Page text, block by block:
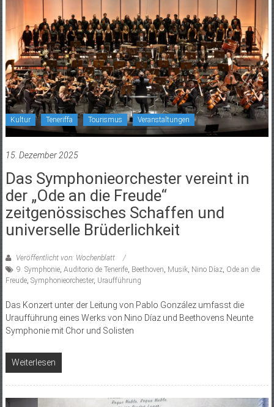
Kultur Teneriffa Tourismus Veranstaltungen
15. Dezember 2025
Das Symphonieorchester vereint in
der „Ode an die Freude“
zeitgenössisches Schaffen und
universelle Brüderlichkeit
Veröffentlicht von: Wochenblatt
9. Symphonie, Auditorio de Tenerife, Beethoven, Musik, Nino Díaz, Ode an die
Freude, Symphonieorchester, Uraufführung
Das Konzert unter der Leitung von Pablo González umfasst die
Uraufführung eines Werks von Nino Díaz und Beethovens Neunte
Symphonie mit Chor und Solisten
Weiterlesen